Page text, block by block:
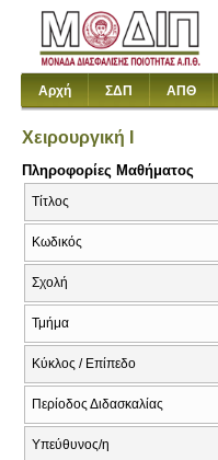
Αρχή ΣΔΠ ΑΠΘ
Χειρουργική I
Πληροφορίες Μαθήματος
Τίτλος
Κωδικός
Σχολή
Τμήμα
Κύκλος / Επίπεδο
Περίοδος Διδασκαλίας
Υπεύθυνος/η